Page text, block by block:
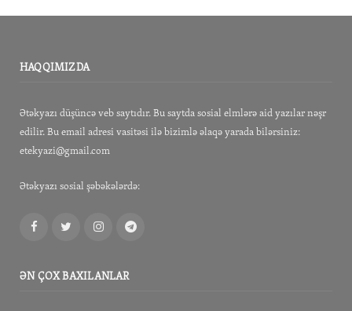
HAQQIMIZDA
Ətəkyazı düşüncə veb saytıdır. Bu saytda sosial elmlərə aid yazılar nəşr
edilir. Bu email adresi vasitəsi ilə bizimlə əlaqə yarada bilərsiniz:
etekyazi@gmail.com
Ətəkyazı sosial şəbəkələrdə:
FacebookTwitterInstagramTelegram
ƏN ÇOX BAXILANLAR